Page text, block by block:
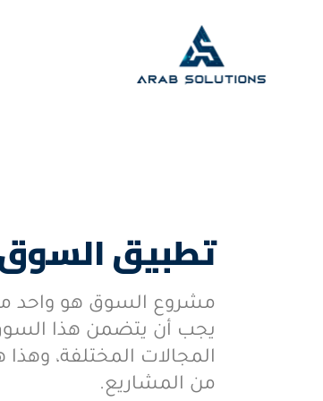
تطبيق
مشروع السوق هو واحد
يجب أن يتضمن هذا
المجالات المختلفة،
من المشاريع.